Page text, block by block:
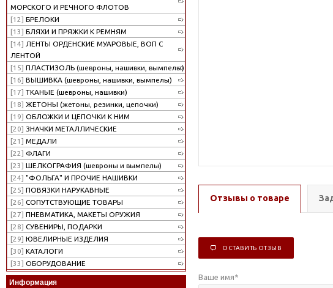
МОРСКОГО И РЕЧНОГО ФЛОТОВ
[12] БРЕЛОКИ
[13] БЛЯХИ И ПРЯЖКИ К РЕМНЯМ
[14] ЛЕНТЫ ОРДЕНСКИЕ МУАРОВЫЕ, ВОП С
ЛЕНТОЙ
[15] ПЛАСТИЗОЛЬ (шевроны, нашивки, вымпелы)
[16] ВЫШИВКА (шевроны, нашивки, вымпелы)
[17] ТКАНЫЕ (шевроны, нашивки)
[18] ЖЕТОНЫ (жетоны, резинки, цепочки)
[19] ОБЛОЖКИ И ЦЕПОЧКИ К НИМ
[20] ЗНАЧКИ МЕТАЛЛИЧЕСКИЕ
[21] МЕДАЛИ
[22] ФЛАГИ
[23] ШЕЛКОГРАФИЯ (шевроны и вымпелы)
[24] "ФОЛЬГА" И ПРОЧИЕ НАШИВКИ
[25] ПОВЯЗКИ НАРУКАВНЫЕ
[26] СОПУТСТВУЮЩИЕ ТОВАРЫ
[27] ПНЕВМАТИКА, МАКЕТЫ ОРУЖИЯ
[28] СУВЕНИРЫ, ПОДАРКИ
[29] ЮВЕЛИРНЫЕ ИЗДЕЛИЯ
[30] КАТАЛОГИ
[33] ОБОРУДОВАНИЕ
Информация
Отзывы о товаре
ОСТАВИТЬ ОТЗЫВ
Ваше имя*